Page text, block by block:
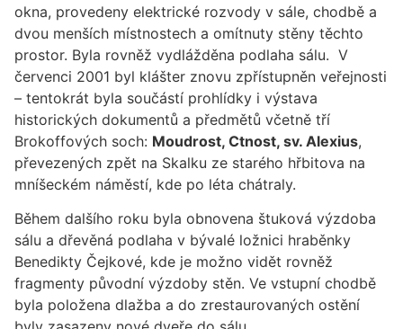
okna, provedeny elektrické rozvody v sále, chodbě a
dvou menších místnostech a omítnuty stěny těchto
prostor. Byla rovněž vydlážděna podlaha sálu. V
červenci 2001 byl klášter znovu zpřístupněn veřejnosti
– tentokrát byla součástí prohlídky i výstava
historických dokumentů a předmětů včetně tří
Brokoffových soch: Moudrost, Ctnost, sv. Alexius,
převezených zpět na Skalku ze starého hřbitova na
mníšeckém náměstí, kde po léta chátraly.
Během dalšího roku byla obnovena štuková výzdoba
sálu a dřevěná podlaha v bývalé ložnici hraběnky
Benedikty Čejkové, kde je možno vidět rovněž
fragmenty původní výzdoby stěn. Ve vstupní chodbě
byla položena dlažba a do zrestaurovaných ostění